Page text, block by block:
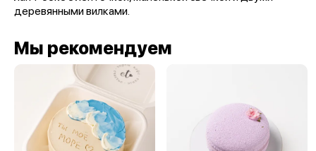
деревянными вилками.
Мы рекомендуем